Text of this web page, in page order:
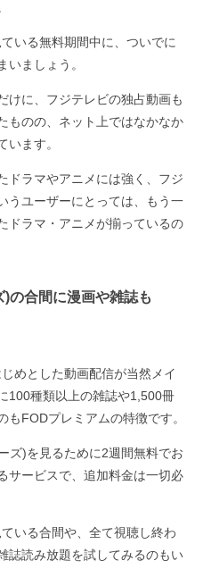
いる無料期間中に、ついでに
いましょう。
けに、フジテレビの独占動画も
ものの、ネット上ではなかなか
います。
ドラマやアニメには強く、フジ
うユーザーにとっては、もう一
ドラマ・アニメが揃っているの
の合間に漫画や雑誌も
めとした動画配信が当然メイ
100種類以上の雑誌や1,500冊
FODプレミアムの特徴です。
ズ)を見るために2週間無料でお
サービスで、追加料金は一切必
いる合間や、全て視聴し終わ
誌読み放題を試してみるのもい